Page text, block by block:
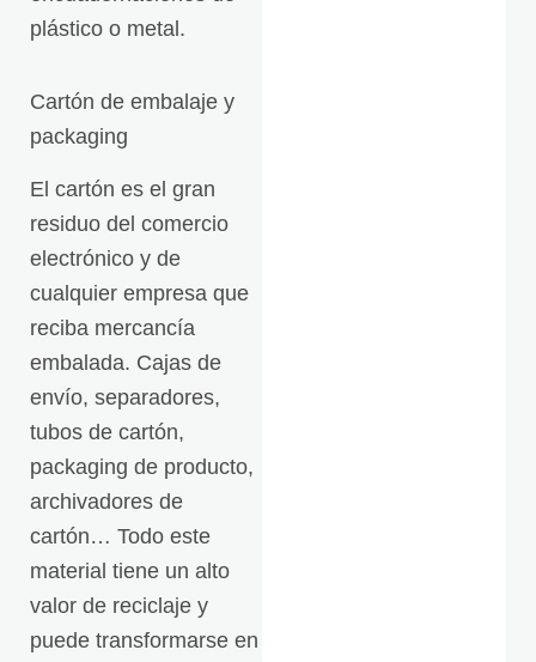
plástico o metal.
Cartón de embalaje y
packaging
El cartón es el gran
residuo del comercio
electrónico y de
cualquier empresa que
reciba mercancía
embalada. Cajas de
envío, separadores,
tubos de cartón,
packaging de producto,
archivadores de
cartón… Todo este
material tiene un alto
valor de reciclaje y
puede transformarse en